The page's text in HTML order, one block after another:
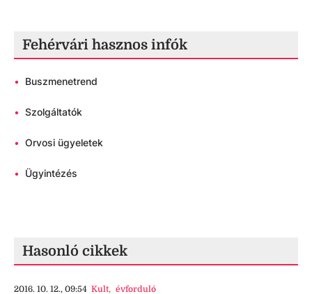
Fehérvári hasznos infók
• Buszmenetrend
• Szolgáltatók
• Orvosi ügyeletek
• Ügyintézés
Hasonló cikkek
2016. 10. 12., 09:54 Kult, évforduló